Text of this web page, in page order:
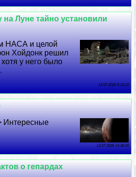
на Луне тайно установили
НАСА и целой
Хойдонк решил
у него было
14 07 2026 5:33:19
Интересные
13 07 2026 13:38:20
о гепардах